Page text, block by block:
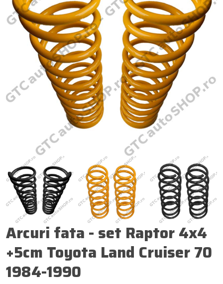
Arcuri fata - set Raptor 4x4
+5cm Toyota Land Cruiser 70
1984-1990